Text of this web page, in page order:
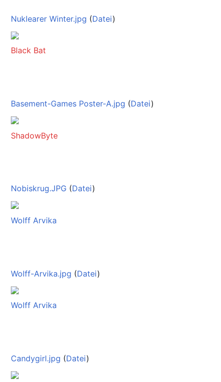
Nuklearer Winter.jpg (Datei)
Black Bat
Basement-Games Poster-A.jpg (Datei)
ShadowByte
Nobiskrug.JPG (Datei)
Wolff Arvika
Wolff-Arvika.jpg (Datei)
Wolff Arvika
Candygirl.jpg (Datei)